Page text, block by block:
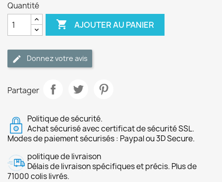
Quantité
 AJOUTER AU PANIER
Donnez votre avis
Partager
Politique de sécurité.
Achat sécurisé avec certificat de sécurité SSL.
Modes de paiement sécurisés : Paypal ou 3D Secure.
politique de livraison
Délais de livraison spécifiques et précis. Plus de
71000 colis livrés.